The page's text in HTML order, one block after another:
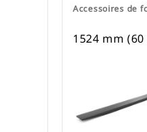
Accessoires de
1524 mm